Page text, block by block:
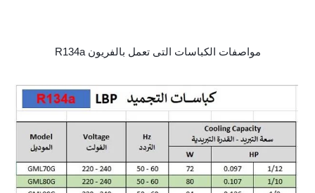
مواصفات الكباسات التى تعمل بالفريون R134a